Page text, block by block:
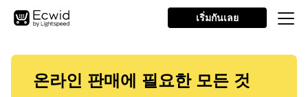
เริ่มกันเลย
온라인 판매에 필요한 모든 것